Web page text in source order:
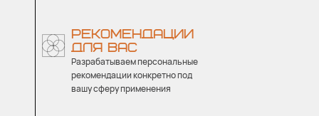
РЕКОМЕНДАЦИИ
ДЛЯ ВАС
Разрабатываем персональные
рекомендации конкретно под
вашу сферу применения